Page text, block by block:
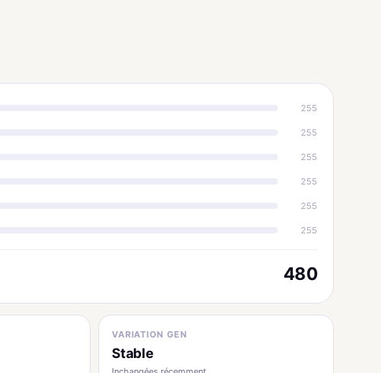
255
255
255
255
255
255
480
VARIATION GEN
Stable